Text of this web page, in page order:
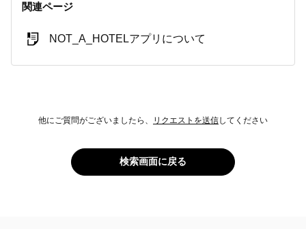
関連ページ
NOT_A_HOTELアプリについて
他にご質問がございましたら、 リクエストを送信してください
検索画面に戻る